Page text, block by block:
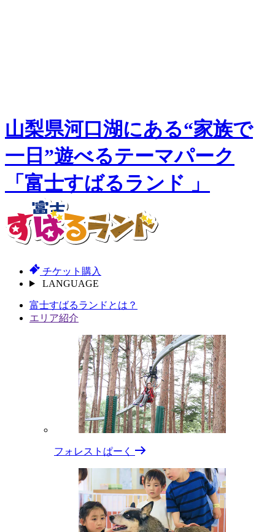
山梨県河口湖にある“家族で
一日”遊べるテーマパーク
「富士すばるランド 」
チケット購入
LANGUAGE
富⼠すばるランドとは？
エリア紹介
フォレストぱーく